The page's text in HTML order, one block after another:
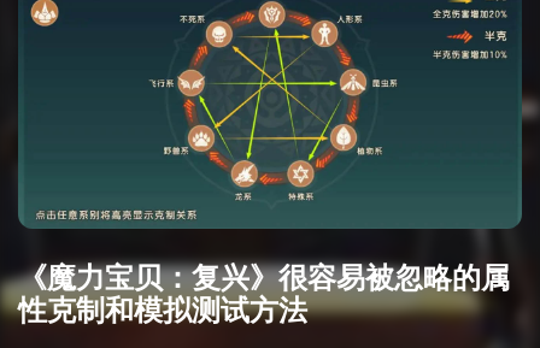
《魔力宝贝：复兴》很容易被忽略的属
性克制和模拟测试方法